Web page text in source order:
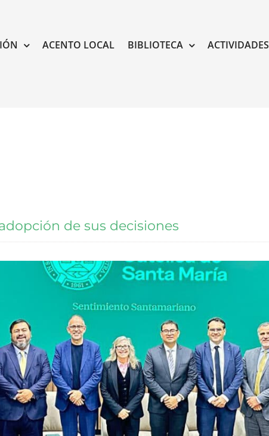
ACENTO LOCAL BIBLIOTECA ACTIVIDADES
de sus decisiones